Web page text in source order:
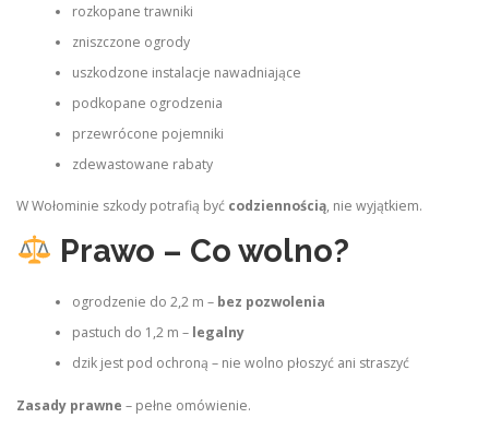
rozkopane trawniki
zniszczone ogrody
uszkodzone instalacje nawadniające
podkopane ogrodzenia
przewrócone pojemniki
zdewastowane rabaty
W Wołominie szkody potrafią być codziennością, nie wyjątkiem.
Prawo – Co wolno?
ogrodzenie do 2,2 m – bez pozwolenia
pastuch do 1,2 m – legalny
dzik jest pod ochroną – nie wolno płoszyć ani straszyć
Zasady prawne – pełne omówienie.